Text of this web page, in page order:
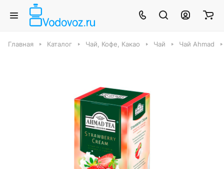
Главная Каталог Чай, Кофе, Какао Чай Чай Ahmad